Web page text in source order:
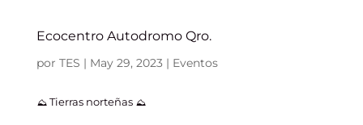
Ecocentro Autodromo Qro.
por TES | May 29, 2023| Eventos
Tierras norteñas